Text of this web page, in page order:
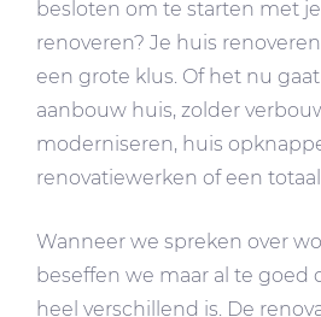
besloten om te starten met
renoveren? Je huis
een grote klus. Of het nu
aanbouw huis, zolder
moderniseren, huis
renovatiewerken of een
Wanneer we spreken over
beseffen we maar al te goed
heel verschillend is. De